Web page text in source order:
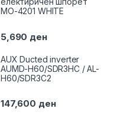
MO-4201 WHITE
5,690 ден
AUX Ducted inverter
AUMD-H60/SDR3HC / AL-
H60/SDR3C2
147,600 ден